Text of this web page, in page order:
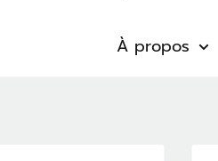
À propos